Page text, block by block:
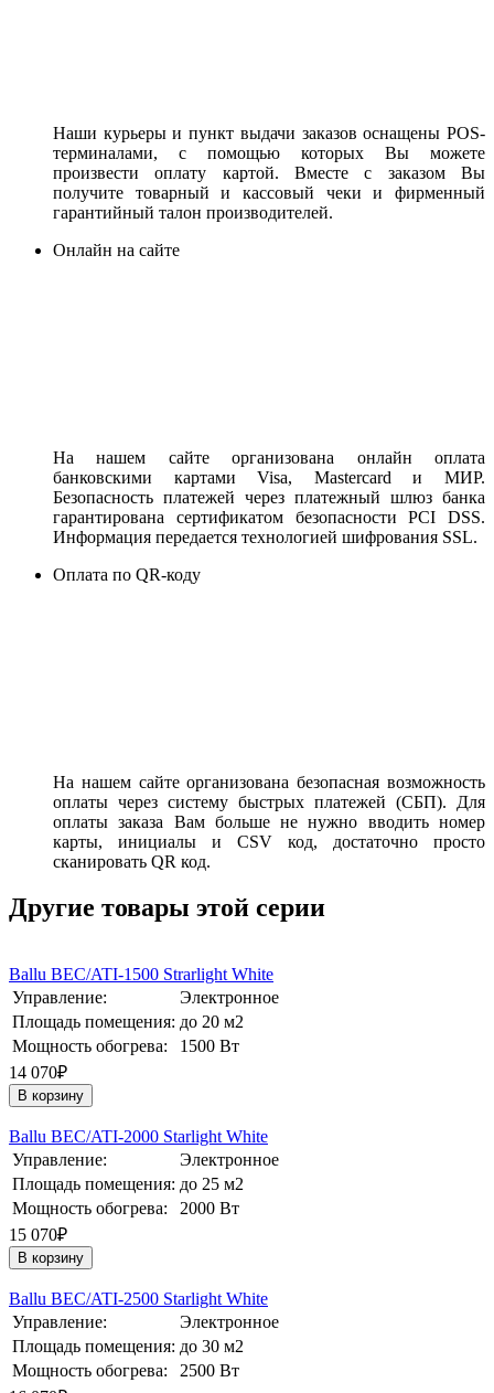
Наши курьеры и пункт выдачи заказов оснащены POS-
терминалами, с помощью которых Вы можете
произвести оплату картой. Вместе с заказом Вы
получите товарный и кассовый чеки и фирменный
гарантийный талон производителей.
Онлайн на сайте
На нашем сайте организована онлайн оплата
банковскими картами Visa, Mastercard и МИР.
Безопасность платежей через платежный шлюз банка
гарантирована сертификатом безопасности PCI DSS.
Информация передается технологией шифрования SSL.
Оплата по QR-коду
На нашем сайте организована безопасная возможность
оплаты через систему быстрых платежей (СБП). Для
оплаты заказа Вам больше не нужно вводить номер
карты, инициалы и CSV код, достаточно просто
сканировать QR код.
Другие товары этой серии
Ballu BEC/ATI-1500 Strarlight White
Управление:
Электронное
Площадь помещения: до 20 м2
Мощность обогрева:
1500 Вт
14 070₽
В корзину
Ballu BEC/ATI-2000 Starlight White
Управление:
Электронное
Площадь помещения: до 25 м2
Мощность обогрева:
2000 Вт
15 070₽
В корзину
Ballu BEC/ATI-2500 Starlight White
Управление:
Электронное
Площадь помещения: до 30 м2
Мощность обогрева:
2500 Вт